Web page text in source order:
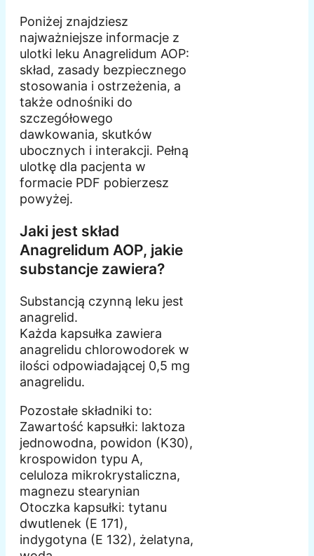
Poniżej znajdziesz
najważniejsze informacje z
ulotki leku Anagrelidum AOP:
skład, zasady bezpiecznego
stosowania i ostrzeżenia, a
także odnośniki do
szczegółowego
dawkowania, skutków
ubocznych i interakcji. Pełną
ulotkę dla pacjenta w
formacie PDF pobierzesz
powyżej.
Jaki jest skład
Anagrelidum AOP, jakie
substancje zawiera?
Substancją czynną leku jest
anagrelid.
Każda kapsułka zawiera
anagrelidu chlorowodorek w
ilości odpowiadającej 0,5 mg
anagrelidu.
Pozostałe składniki to:
Zawartość kapsułki: laktoza
jednowodna, powidon (K30),
krospowidon typu A,
celuloza mikrokrystaliczna,
magnezu stearynian
Otoczka kapsułki: tytanu
dwutlenek (E 171),
indygotyna (E 132), żelatyna,